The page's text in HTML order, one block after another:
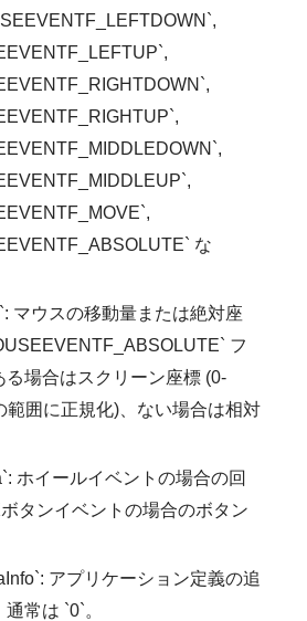
な
マウスの移動量または絶対座
フ
る場合はスクリーン座標 (0-
範囲に正規化)、ない場合は相対
ホイールイベントの場合の回
タンイベントの場合のボタン
アプリケーション定義の追
常は `0`。